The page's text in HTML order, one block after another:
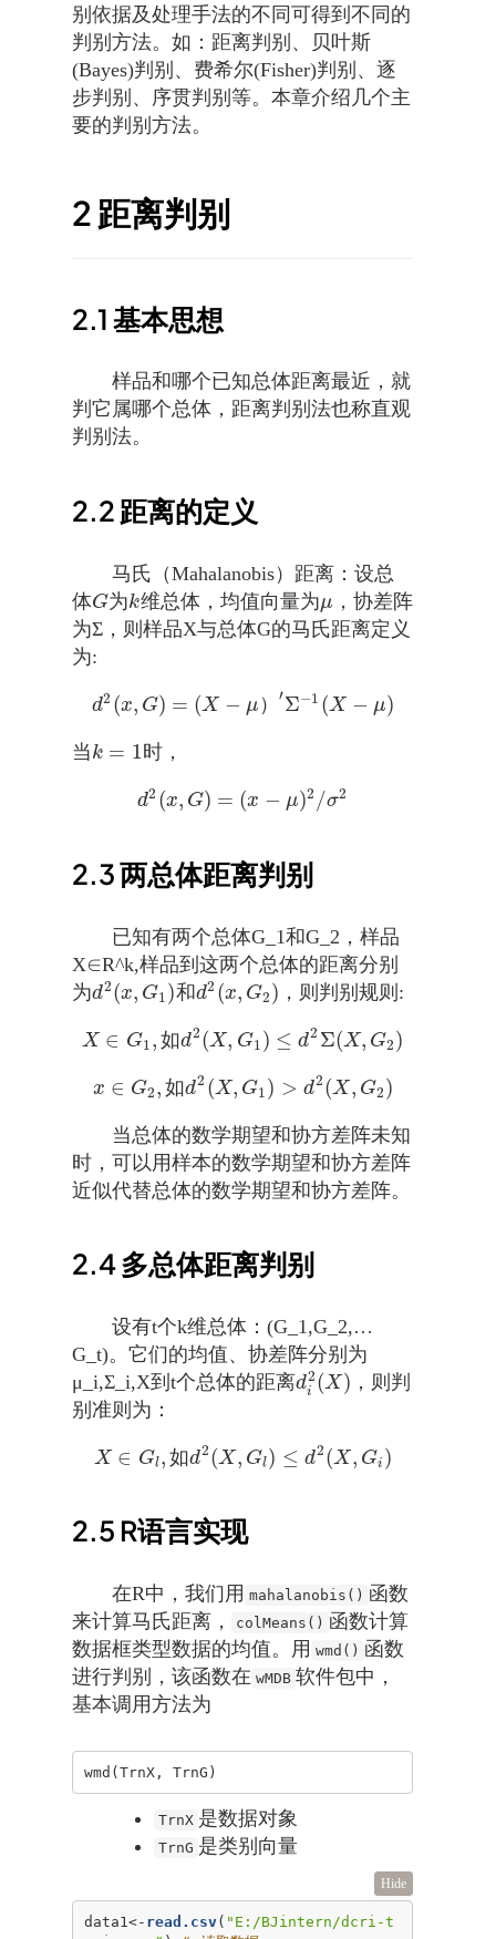
别依据及处理手法的不同可得到不同的
判别方法。如：距离判别、贝叶斯
(Bayes)判别、费希尔(Fisher)判别、逐
步判别、序贯判别等。本章介绍几个主
要的判别方法。
2 距离判别
2.1基本思想
样品和哪个已知总体距离最近，就
判它属哪个总体，距离判别法也称直观
判别法。
2.2距离的定义
马氏（Mahalanobis）距离：设总
体G
G为k
k维总体，均值向量为μ
μ ，协差阵
为Σ，则样品X与总体G的马氏距离定义
为:
d2 (x, G) = (X − μ ）′Σ−1 (X − μ)
d 2(x G =(X −μ） −1 X−μ )
当k = 1
k=1 时，
d2 (x, G) = (x − μ)2 /σ2
d2 (x,G)= (x−μ) 2/σ2
2.3两总体距离判别
已知有两个总体G_1和G_2，样品
X∈R^k,样品到这两个总体的距离分别
为d2(x, G1)
d2(x,G1) 和d2 (x, G2)
d2 (x,G2) ，则判别规则:
X ∈ G1, 如d2(X, G1) ≤ d2 Σ(X, G2)
X∈G 1,如d2(X ,G1 ) ≤d 2Σ( X,G2)
x ∈ G2, 如d2 (X, G1) > d2(X, G2)
x ∈G 2,如d 2(X ,G1 ) >d2(X,G2 )
当总体的数学期望和协方差阵未知
时，可以用样本的数学期望和协方差阵
近似代替总体的数学期望和协方差阵。
2.4多总体距离判别
设有t个k维总体：(G_1,G_2,…
G_t)。它们的均值、协差阵分别为
μ_i,Σ_i,X到t个总体的距离d2
i (X)
di2(X) ，则判
别准则为：
X ∈ Gl, 如d2(X, Gl) ≤ d2(X, Gi )
X∈Gl,如d2(X ,Gl ) ≤d2(X,Gi )
2.5 R语言实现
在R中，我们用 mahalanobis() 函数
来计算马氏距离，
colMeans() 函数计算
数据框类型数据的均值。用 wmd() 函数
进行判别，该函数在 wMDB 软件包中，
基本调用方法为
wmd(TrnX, TrnG)
TrnX 是数据对象
TrnG 是类别向量
Hide
data1<- read.csv( "E:/BJintern/dcri-t